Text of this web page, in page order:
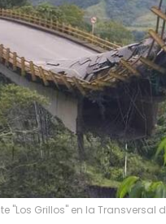
"Los Grillos" en la Transversal